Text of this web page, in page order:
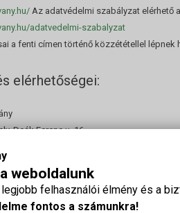
weboldalunk
felhasználói élmény és a
fontos a számunkra!
Az adatvédelmi szabályzat elérhető
adatvedelmi-szabalyzat
a fenti címen történő közzététellel lépnek
elérhetőségei:
Deák Ferenc u. 16.